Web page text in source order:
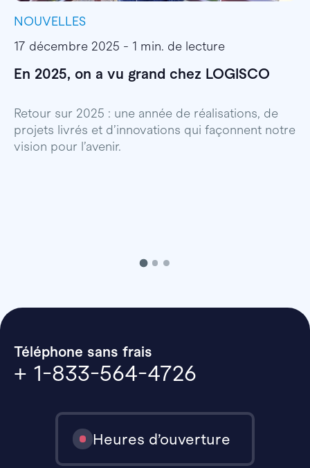
NOUVELLES
17 décembre 2025 - 1 min. de lecture
En 2025, on a vu grand chez LOGISCO
Retour sur 2025 : une année de réalisations, de
projets livrés et d’innovations qui façonnent notre
vision pour l’avenir.
Téléphone sans frais
+ 1-833-564-4726
Heures d’ouverture